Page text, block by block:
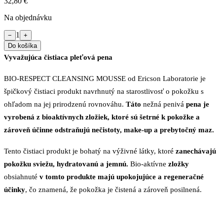
Na objednávku
− 1
+
Do košíka
Vyvažujúca čistiaca pleťová pena
BIO-RESPECT CLEANSING MOUSSE od Ericson Laboratorie je
špičkový čistiaci produkt navrhnutý na starostlivosť o pokožku s
ohľadom na jej prirodzenú rovnováhu. Táto nežná penivá pena je
vyrobená z bioaktívnych zložiek, ktoré sú šetrné k pokožke a
zároveň účinne odstraňujú nečistoty, make-up a prebytočný maz.
Tento čistiaci produkt je bohatý na výživné látky, ktoré zanechávajú
pokožku sviežu, hydratovanú a jemnú. Bio-aktívne zložky
obsiahnuté v tomto produkte majú upokojujúce a regeneračné
účinky, čo znamená, že pokožka je čistená a zároveň posilnená.